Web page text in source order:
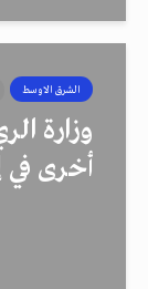
الشرق الاوسط
وزارة
أخرى في